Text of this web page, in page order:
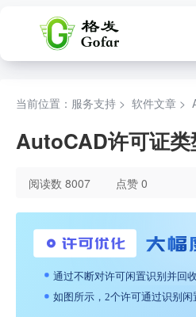
当前位置：服务支持 > 软件文章 >
AutoCAD许可证类
阅读数 8007 点赞 0